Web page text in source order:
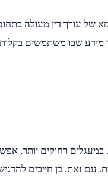
של עורך דין מעולה
שבו משתמשים בקלות
רחוקים יותר,
זאת, כן חייבים